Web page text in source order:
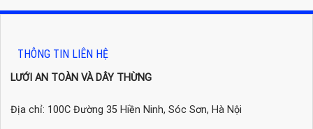
THÔNG TIN LIÊN HỆ
LƯỚI AN TOÀN VÀ DÂY THỪNG
Địa chỉ: 100C Đường 35 Hiền Ninh, Sóc Sơn, Hà Nội